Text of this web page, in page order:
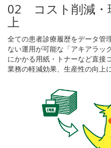
02 コスト削減・
上
全ての患者診療履歴をデータ管
ない運用が可能な「アキアラッ
にかかる用紙・トナーなど直接
業務の軽減効果、生産性の向上